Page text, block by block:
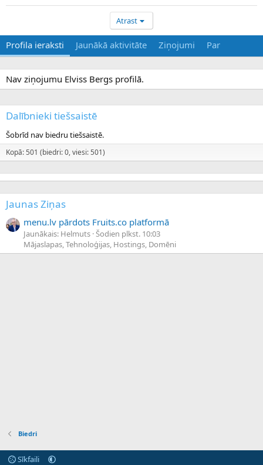
Atrast
Profila ieraksti Jaunākā aktivitāte Ziņojumi Par
Nav ziņojumu Elviss Bergs profilā.
Dalībnieki tiešsaistē
Šobrīd nav biedru tiešsaistē.
Kopā: 501 (biedri: 0, viesi: 501)
Jaunas Ziņas
menu.lv pārdots Fruits.co platformā
Jaunākais: Helmuts Šodien plkst. 10:03
Mājaslapas, Tehnoloģijas, Hostings, Domēni
Biedri
Sīkfaili